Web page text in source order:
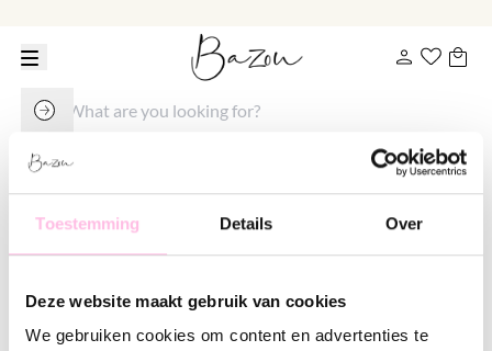
Toestemming Details Over
Deze website maakt gebruik van cookies
We gebruiken cookies om content en advertenties te
You're subscribed! We'll keep you posted ❤